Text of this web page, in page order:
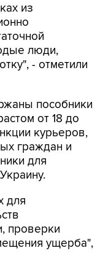
из
люди,
- отметили
пособники
от 18 до
курьеров,
граждан и
для
для
проверки
ущерба",